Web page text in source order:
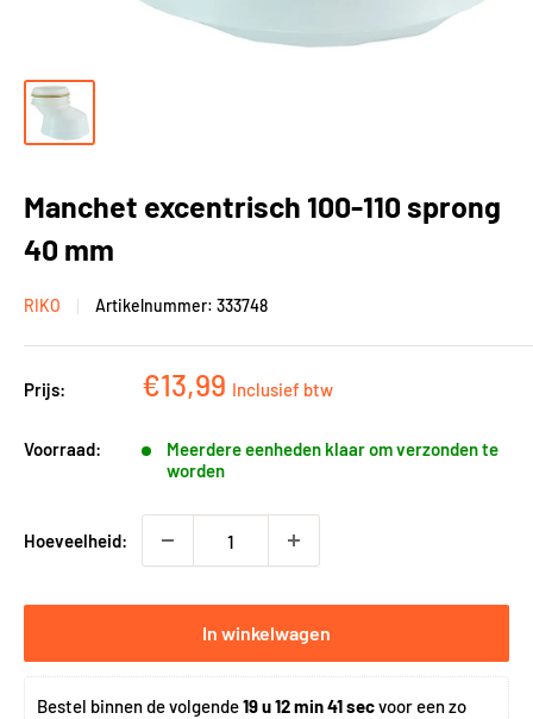
Manchet excentrisch 100-110 sprong
40 mm
RIKO Artikelnummer: 333748
Prijs: Kortingsprijs
€13,99 Inclusief btw
Voorraad:
Meerdere eenheden klaar om verzonden te
worden
Hoeveelheid:
In winkelwagen
Bestel binnen de volgende 19 u 12 min 41 sec voor een zo